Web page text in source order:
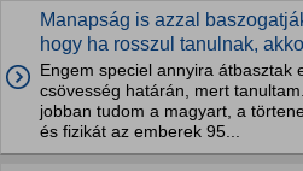
Manapság is azzal
hogy ha rosszul tanulnak,
Engem speciel annyira átbasztak
csövesség határán, mert
jobban tudom a magyart, a
és fizikát az emberek 95...